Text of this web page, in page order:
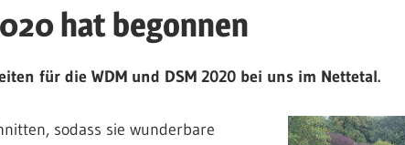
hat begonnen
für die WDM und DSM 2020 bei uns im Nettetal.
sodass sie wunderbare